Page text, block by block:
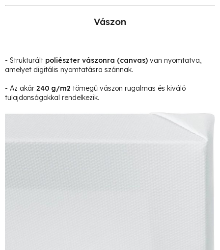
Vászon
- Strukturált poliészter vászonra (canvas) van nyomtatva,
amelyet digitális nyomtatásra szánnak.
- Az akár 240 g/m2 tömegű vászon rugalmas és kiváló
tulajdonságokkal rendelkezik.